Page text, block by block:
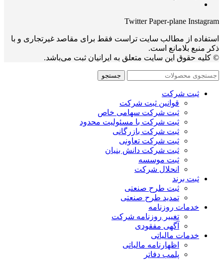
Twitter Paper-plane Instagram
استفاده از مطالب سایت تراست فقط برای مقاصد غیرتجاری و با
ذکر منبع بلامانع است.
© کلیه حقوق این سایت متعلق به ایرانیان ثبت می‌باشد.
جستجو
ثبت شرکت
قوانین ثبت شرکت
ثبت شرکت سهامی خاص
ثبت شرکت با مسئولیت محدود
ثبت شرکت بازرگانی
ثبت شرکت تعاونی
ثبت شرکت دانش بنیان
ثبت موسسه
انحلال شرکت
ثبت برند
ثبت طرح صنعتی
تمدید طرح صنعتی
خدمات روزنامه
تغییر روزنامه شرکت
آگهی مفقودی
خدمات مالیاتی
اظهارنامه مالیاتی
پلمب دفاتر